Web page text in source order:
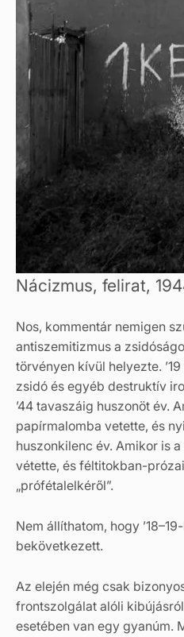
Nácizmus, felirat,
Nos, kommentár nemigen
antiszemitizmus a
törvényen kívül helyezte.
zsidó és egyéb destruktív
’44 tavaszáig huszonöt év.
papírmalomba vetette, és
huszonkilenc év. Amikor is
vétette, és féltitokban-
„prófétalelkéről”.
Nem állíthatom, hogy
bekövetkezett.
Az elején még csak
frontszolgálat alóli
esetében van egy gyanúm.